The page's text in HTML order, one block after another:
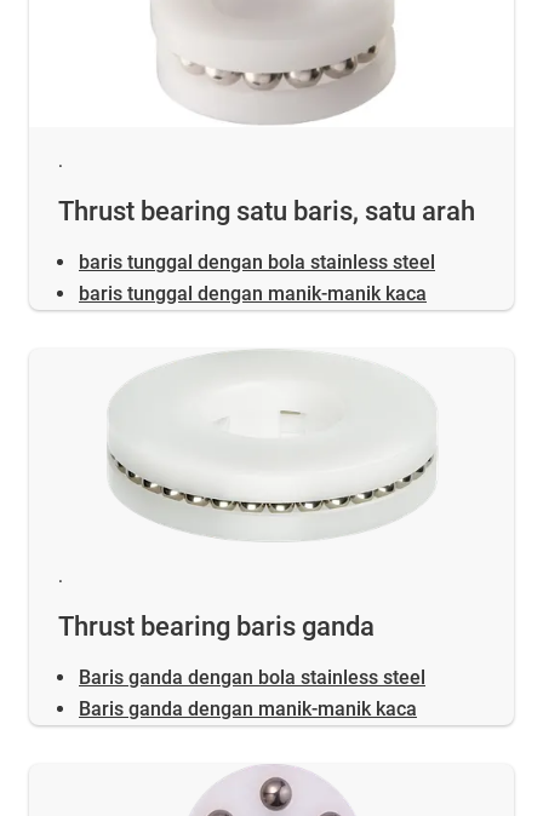
.
Thrust bearing satu baris, satu arah
baris tunggal dengan bola stainless steel
baris tunggal dengan manik-manik kaca
.
Thrust bearing baris ganda
Baris ganda dengan bola stainless steel
Baris ganda dengan manik-manik kaca